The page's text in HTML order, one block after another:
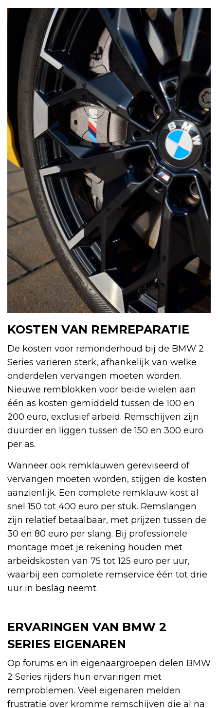
KOSTEN VAN REMREPARATIE
De kosten voor remonderhoud bij de BMW 2
Series variëren sterk, afhankelijk van welke
onderdelen vervangen moeten worden.
Nieuwe remblokken voor beide wielen aan
één as kosten gemiddeld tussen de 100 en
200 euro, exclusief arbeid. Remschijven zijn
duurder en liggen tussen de 150 en 300 euro
per as.
Wanneer ook remklauwen gereviseerd of
vervangen moeten worden, stijgen de kosten
aanzienlijk. Een complete remklauw kost al
snel 150 tot 400 euro per stuk. Remslangen
zijn relatief betaalbaar, met prijzen tussen de
30 en 80 euro per slang. Bij professionele
montage moet je rekening houden met
arbeidskosten van 75 tot 125 euro per uur,
waarbij een complete remservice één tot drie
uur in beslag neemt.
ERVARINGEN VAN BMW 2
SERIES EIGENAREN
Op forums en in eigenaargroepen delen BMW
2 Series rijders hun ervaringen met
remproblemen. Veel eigenaren melden
frustratie over kromme remschijven die al na